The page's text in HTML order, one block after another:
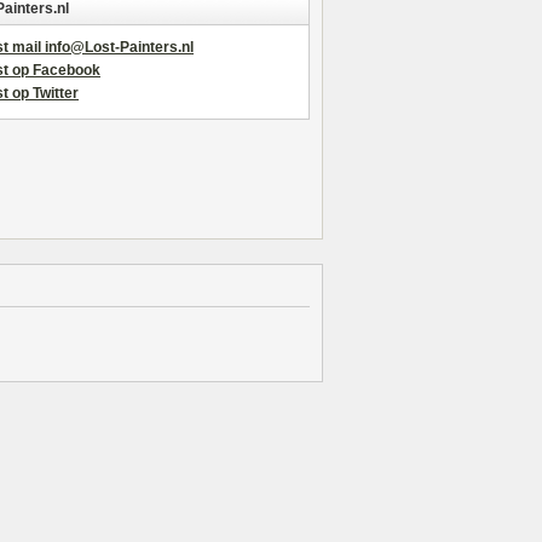
mail info@Lost-Painters.nl
op Facebook
op Twitter